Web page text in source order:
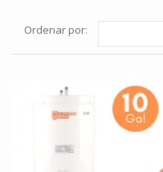
Ordenar por: